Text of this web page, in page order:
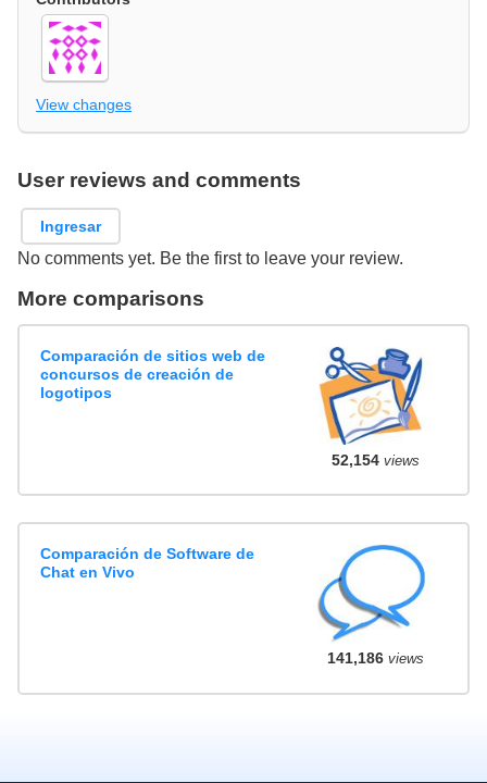
View changes
User reviews and comments
Ingresar
No comments yet. Be the first to leave your review.
More comparisons
Comparación de sitios web de
concursos de creación de
logotipos
52,154views
Comparación de Software de
Chat en Vivo
141,186views